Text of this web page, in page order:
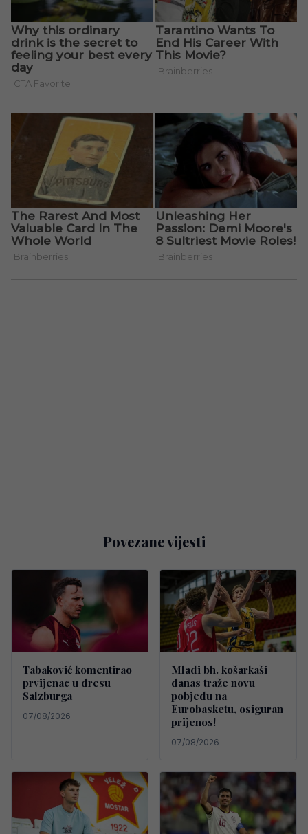
Povezane vijesti
Tabaković komentirao
prvijenac u dresu
Salzburga
07/08/2026
Mladi bh. košarkaši
danas traže novu
pobjedu na
Eurobasketu, osiguran
prijenos!
07/08/2026